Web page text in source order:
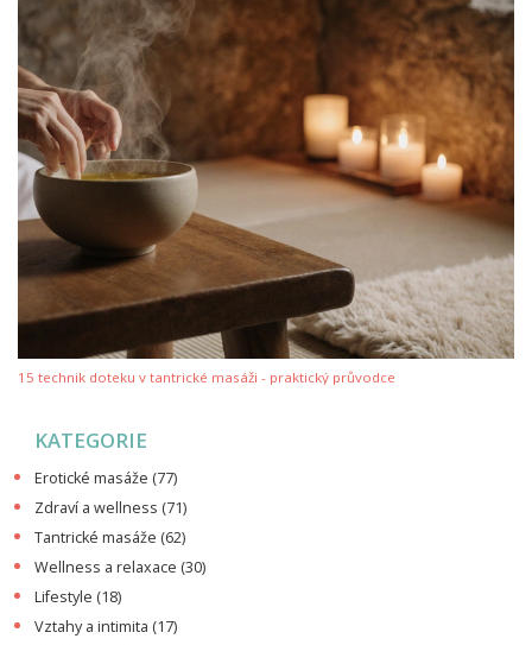
15 technik doteku v tantrické masáži - praktický průvodce
KATEGORIE
Erotické masáže (77)
Zdraví a wellness (71)
Tantrické masáže (62)
Wellness a relaxace (30)
Lifestyle (18)
Vztahy a intimita (17)